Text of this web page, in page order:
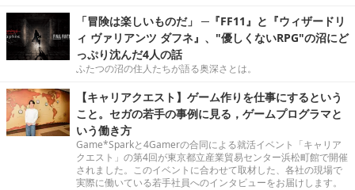
「冒険は楽しいものだ」 ─『FF11』と『ウィザードリ
ィ ヴァリアンツ ダフネ』、"優しくないRPG"の沼にど
っぷり沈んだ4人の話
ふたつの沼の住人たちが語る奥深さとは。
【キャリアクエスト】ゲーム作りを仕事にするという
こと。セガの若手の事例に見る，ゲームプログラマと
いう働き方
Game*Sparkと4Gamerの合同による就活イベント「キャリア
クエスト」の第4回が東京都立産業貿易センター浜松町館で開催
されました。このイベントに合わせて取材した、各社の現場で
実際に働いている若手社員へのインタビューをお届けします。